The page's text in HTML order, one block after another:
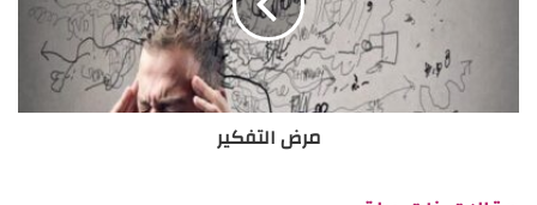
مرض التفكير